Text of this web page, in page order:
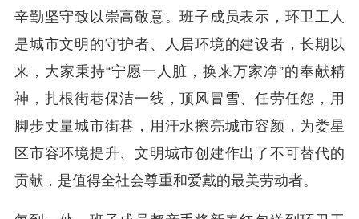
辛勤坚守致以崇高敬意。班子成员表示，环卫工人
是城市文明的守护者、人居环境的建设者，长期以
来，大家秉持“宁愿一人脏，换来万家净”的奉献精
神，扎根街巷保洁一线，顶风冒雪、任劳任怨，用
脚步丈量城市街巷，用汗水擦亮城市容颜，为娄星
区市容环境提升、文明城市创建作出了不可替代的
贡献，是值得全社会尊重和爱戴的最美劳动者。